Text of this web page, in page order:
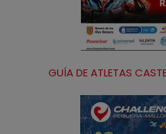
GUÍA DE ATLETAS